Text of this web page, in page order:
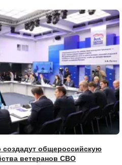
создадут общероссийскую
ветеранов СВО